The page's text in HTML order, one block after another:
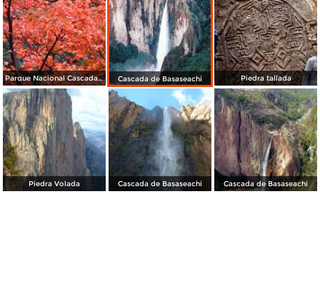
Parque Nacional Cascada de Basaseachi Cascada de Basaseachi Piedra tallada
Piedra Volada Cascada de Basaseachi Cascada de Basaseachi